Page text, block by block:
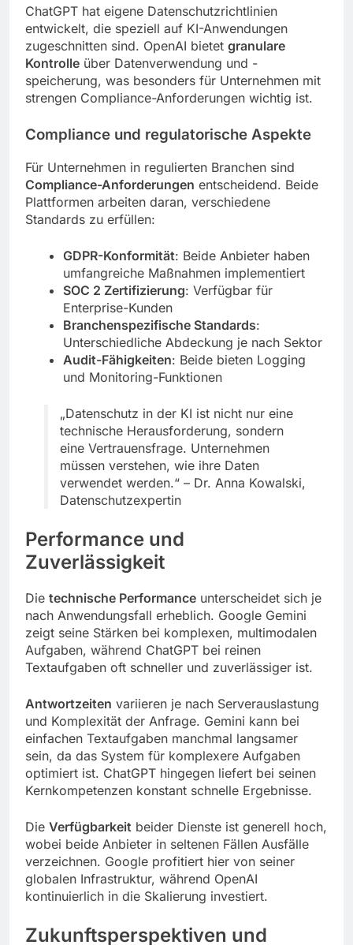
ChatGPT hat eigene Datenschutzrichtlinien
entwickelt, die speziell auf KI-Anwendungen
zugeschnitten sind. OpenAI bietet granulare
Kontrolle über Datenverwendung und -
speicherung, was besonders für Unternehmen mit
strengen Compliance-Anforderungen wichtig ist.
Compliance und regulatorische Aspekte
Für Unternehmen in regulierten Branchen sind
Compliance-Anforderungen entscheidend. Beide
Plattformen arbeiten daran, verschiedene
Standards zu erfüllen:
GDPR-Konformität: Beide Anbieter haben
umfangreiche Maßnahmen implementiert
SOC 2 Zertifizierung: Verfügbar für
Enterprise-Kunden
Branchenspezifische Standards:
Unterschiedliche Abdeckung je nach Sektor
Audit-Fähigkeiten: Beide bieten Logging
und Monitoring-Funktionen
„Datenschutz in der KI ist nicht nur eine
technische Herausforderung, sondern
eine Vertrauensfrage. Unternehmen
müssen verstehen, wie ihre Daten
verwendet werden.“ – Dr. Anna Kowalski,
Datenschutzexpertin
Performance und
Zuverlässigkeit
Die technische Performance unterscheidet sich je
nach Anwendungsfall erheblich. Google Gemini
zeigt seine Stärken bei komplexen, multimodalen
Aufgaben, während ChatGPT bei reinen
Textaufgaben oft schneller und zuverlässiger ist.
Antwortzeiten variieren je nach Serverauslastung
und Komplexität der Anfrage. Gemini kann bei
einfachen Textaufgaben manchmal langsamer
sein, da das System für komplexere Aufgaben
optimiert ist. ChatGPT hingegen liefert bei seinen
Kernkompetenzen konstant schnelle Ergebnisse.
Die Verfügbarkeit beider Dienste ist generell hoch,
wobei beide Anbieter in seltenen Fällen Ausfälle
verzeichnen. Google profitiert hier von seiner
globalen Infrastruktur, während OpenAI
kontinuierlich in die Skalierung investiert.
Zukunftsperspektiven und